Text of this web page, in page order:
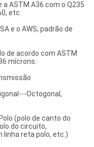
ASTM A36 com o Q235
etc.
e o AWS, padrão de
de acordo com ASTM
mícrons.
Octogonal,
(polo de canto do
do circuito,
reta polo, etc.)